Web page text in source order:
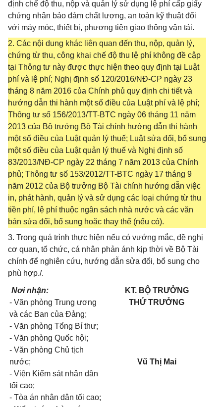
định chế độ thu, nộp và quản lý sử dụng lệ phí cấp giấy
chứng nhận bảo đảm chất lượng, an toàn kỹ thuật đối
với máy móc, thiết bị, phương tiện giao thông vận tải.
2. Các nội dung khác liên quan đến thu, nộp, quản lý,
chứng từ thu, công khai chế độ thu lệ phí không đề cập
tại Thông tư này được thực hiện theo quy định tại Luật
phí và lệ phí; Nghị định số 120/2016/NĐ-CP ngày 23
tháng 8 năm 2016 của Chính phủ quy định chi tiết và
hướng dẫn thi hành một số điều của Luật phí và lệ phí;
Thông tư số 156/2013/TT-BTC ngày 06 tháng 11 năm
2013 của Bộ trưởng Bộ Tài chính hướng dẫn thi hành
một số điều của Luật quản lý thuế; Luật sửa đổi, bổ sung
một số điều của Luật quản lý thuế và Nghị định số
83/2013/NĐ-CP ngày 22 tháng 7 năm 2013 của Chính
phủ; Thông tư số 153/2012/TT-BTC ngày 17 tháng 9
năm 2012 của Bộ trưởng Bộ Tài chính hướng dẫn việc
in, phát hành, quản lý và sử dụng các loại chứng từ thu
tiền phí, lệ phí thuộc ngân sách nhà nước và các văn
bản sửa đổi, bổ sung hoặc thay thế (nếu có).
3. Trong quá trình thực hiện nếu có vướng mắc, đề nghị
cơ quan, tổ chức, cá nhân phản ánh kịp thời về Bộ Tài
chính để nghiên cứu, hướng dẫn sửa đổi, bổ sung cho
phù hợp./.
Nơi nhận:
- Văn phòng Trung ương
và các Ban của Đảng;
- Văn phòng Tổng Bí thư;
- Văn phòng Quốc hội;
- Văn phòng Chủ tịch
nước;
- Viện Kiểm sát nhân dân
tối cao;
- Tòa án nhân dân tối cao;
KT. BỘ TRƯỞNG
THỨ TRƯỞNG
Vũ Thị Mai